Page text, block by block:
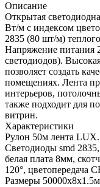
Описание
Открытая
Вт/м с индексом
2835 (80 шт/м)
Напряжение питания
светодиодов).
позволяет создать
помещениях. Лента
интерьеров,
также подходит для
витрин.
Характеристики
Рулон 50м лента
Светодиоды smd
белая плата 8мм,
120°, цветопередача
Размеры